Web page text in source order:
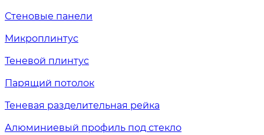
Стеновые панели
Микроплинтус
Теневой плинтус
Парящий потолок
Теневая разделительная рейка
Алюминиевый профиль под стекло